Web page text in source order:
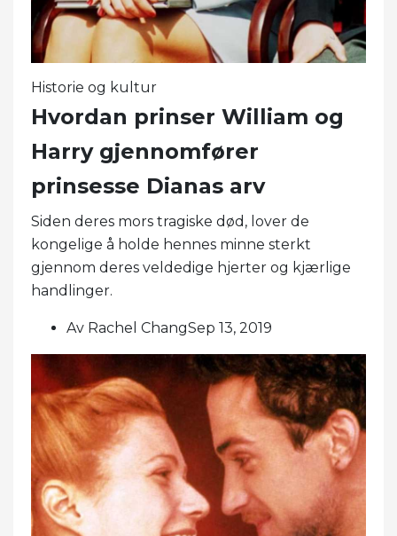
Historie og kultur
Hvordan prinser William og
Harry gjennomfører
prinsesse Dianas arv
Siden deres mors tragiske død, lover de
kongelige å holde hennes minne sterkt
gjennom deres veldedige hjerter og kjærlige
handlinger.
Av Rachel ChangSep 13, 2019